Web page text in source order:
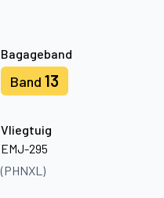
Bagageband
Band 13
Vliegtuig
EMJ-295
(PHNXL)